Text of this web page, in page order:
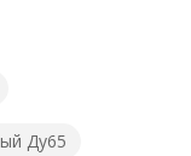
Ду65